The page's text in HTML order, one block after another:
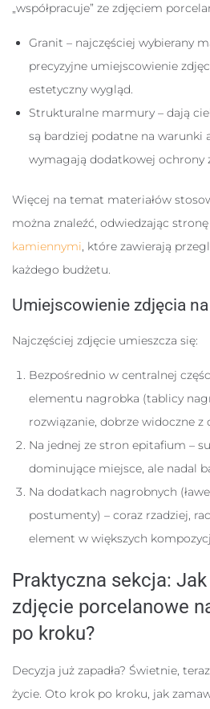
„współpracuje” ze zdjęciem
Granit – najczęściej wybierany
precyzyjne umiejscowienie
estetyczny wygląd.
Strukturalne marmury – dają
są bardziej podatne na warunki
wymagają dodatkowej ochrony
Więcej na temat materiałów
można znaleźć, odwiedzając stronę
kamiennymi, które zawierają
każdego budżetu.
Umiejscowienie zdjęcia
Najczęściej zdjęcie umieszcza się:
Bezpośrednio w centralnej
elementu nagrobka (tablicy
rozwiązanie, dobrze widoczne z
Na jednej ze stron epitafium –
dominujące miejsce, ale nadal
Na dodatkach nagrobnych
postumenty) – coraz rzadziej,
element w większych
Praktyczna sekcja:
zdjęcie porcelanowe
po kroku?
Decyzja już zapadła? Świetnie,
życie. Oto krok po kroku, jak